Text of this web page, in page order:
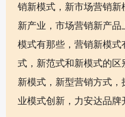
销新模式，新市场营销
新产业，市场营销新产
模式有那些，营销新模
式，新范式和新模式的
新模式，新型营销方式
业模式创新，力安达品牌